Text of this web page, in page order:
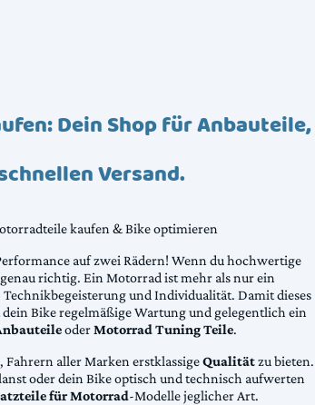
Dein Shop für Anbauteile,
Versand.
kaufen & Bike optimieren
auf zwei Rädern! Wenn du hochwertige
richtig. Ein Motorrad ist mehr als nur ein
und Individualität. Damit dieses
Bike regelmäßige Wartung und gelegentlich ein
oderMotorrad Tuning Teile.
Fahrern aller Marken erstklassigeQualitätzu bieten.
oder dein Bike optisch und technisch aufwerten
für Motorrad-Modelle jeglicher Art.